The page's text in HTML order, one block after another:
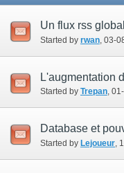
Un flux rss
Started by rwan‎, 03-
L'augmentation
Started by Trepan‎,
Database et
Started by Lejoueur ‎,